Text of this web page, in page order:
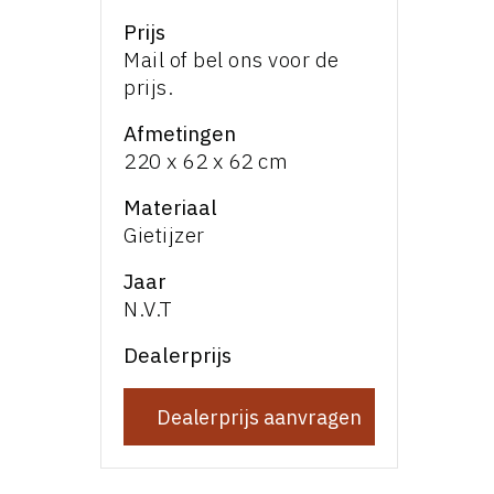
Prijs
Mail of bel ons voor de
prijs.
Afmetingen
220 x 62 x 62 cm
Materiaal
Gietijzer
Jaar
N.V.T
Dealerprijs
Dealerprijs aanvragen